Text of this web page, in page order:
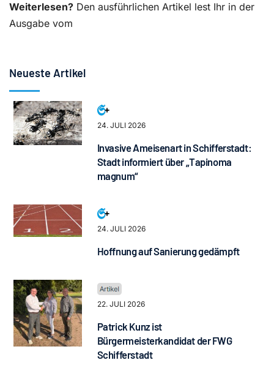
Weiterlesen? Den ausführlichen Artikel lest Ihr in der
Ausgabe vom
Neueste Artikel
24. JULI 2026
Invasive Ameisenart in Schifferstadt:
Stadt informiert über „Tapinoma
magnum“
24. JULI 2026
Hoffnung auf Sanierung gedämpft
22. JULI 2026
Patrick Kunz ist
Bürgermeisterkandidat der FWG
Schifferstadt